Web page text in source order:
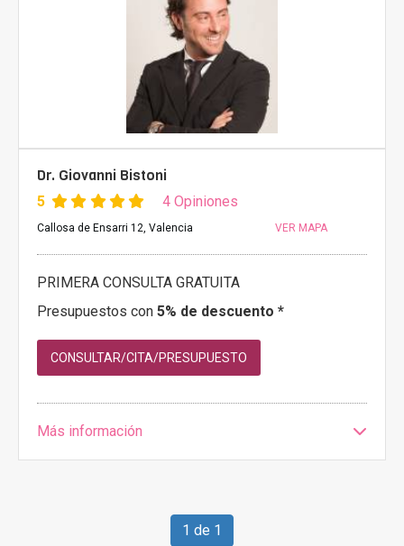
Dr. Giovanni Bistoni
5 4 Opiniones
Callosa de Ensarri 12, Valencia VER MAPA
PRIMERA CONSULTA GRATUITA
Presupuestos con 5% de descuento *
CONSULTAR/CITA/PRESUPUESTO
Más información
1 de 1